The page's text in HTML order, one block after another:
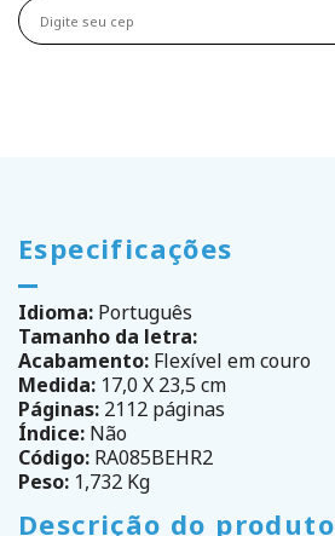
Especificações
Idioma: Português
Tamanho da letra:
Acabamento: Flexível em couro
Medida: 17,0 X 23,5 cm
Páginas: 2112 páginas
Índice: Não
Código: RA085BEHR2
Peso: 1,732 Kg
Descrição do produto